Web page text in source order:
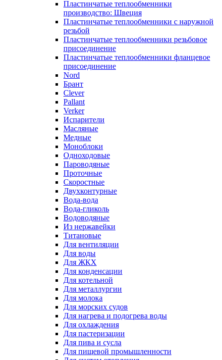
Пластинчатые теплообменники
производство: Швеция
Пластинчатые теплообменники с наружной
резьбой
Пластинчатые теплообменники резьбовое
присоединение
Пластинчатые теплообменники фланцевое
присоединение
Nord
Брант
Clever
Pallant
Verker
Испарители
Масляные
Медные
Моноблоки
Одноходовые
Пароводяные
Проточные
Скоростные
Двухконтурные
Вода-вода
Вода-гликоль
Водоводяные
Из нержавейки
Титановые
Для вентиляции
Для воды
Для ЖКХ
Для конденсации
Для котельной
Для металлургии
Для молока
Для морских судов
Для нагрева и подогрева воды
Для охлаждения
Для пастеризации
Для пива и сусла
Для пищевой промышленности